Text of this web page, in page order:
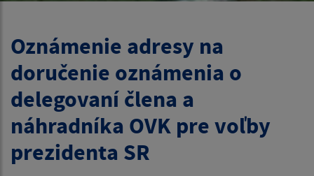
Oznámenie adresy na
doručenie oznámenia o
delegovaní člena a
náhradníka OVK pre voľby
prezidenta SR